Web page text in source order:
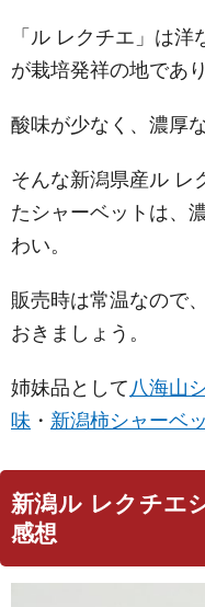
「ル レクチエ」は
が栽培発祥の地であ
酸味が少なく、濃厚
そんな新潟県産ル レ
たシャーベットは、
わい。
販売時は常温なので
おきましょう。
姉妹品として 八海山
味 ・ 新潟柿シャーベ
新潟ル レクチエ
感想